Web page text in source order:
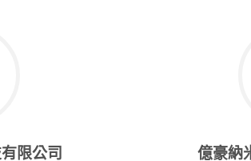
限公司
億豪納